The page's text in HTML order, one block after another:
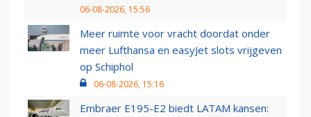
06-08-2026, 15:56
Meer ruimte voor vracht doordat onder
meer Lufthansa en easyJet slots vrijgeven
op Schiphol
06-08-2026, 15:16
Embraer E195-E2 biedt LATAM kansen: